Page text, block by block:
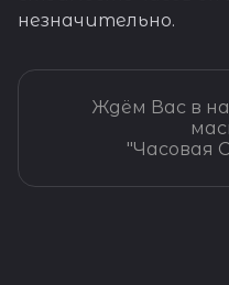
незначительно.
Ждём Вас в
"Часовая